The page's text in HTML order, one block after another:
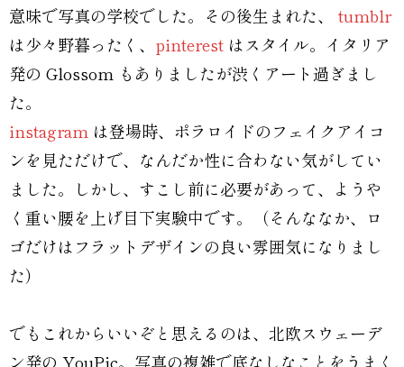
意味で写真の学校でした。その後生まれた、 tumblr
は少々野暮ったく、 pinterest はスタイル。イタリア
発の Glossom もありましたが渋くアート過ぎまし
た。
instagram は登場時、ポラロイドのフェイクアイコ
ンを見ただけで、なんだか性に合わない気がしてい
ました。しかし、すこし前に必要があって、ようや
く重い腰を上げ目下実験中です。（そんななか、ロ
ゴだけはフラットデザインの良い雰囲気になりまし
た）
でもこれからいいぞと思えるのは、北欧スウェーデ
ン発の YouPic。写真の複雑で底なしなことをうまく